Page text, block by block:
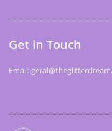
Get in Touch
Email: